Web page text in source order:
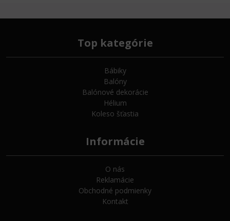
Top kategórie
Bábiky
Balóny
Balónové dekorácie
Hélium
Koleso šťastia
Informácie
O nás
Reklamácie
Obchodné podmienky
Kontakt